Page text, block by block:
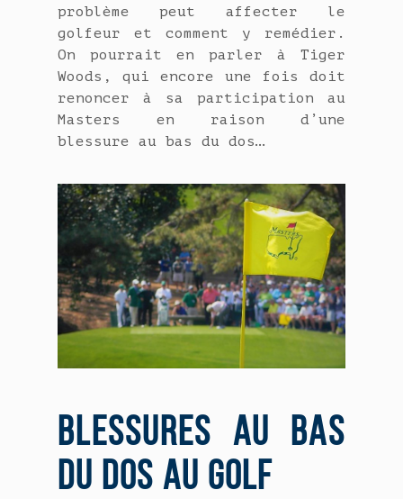
problème peut affecter le
golfeur et comment y remédier.
On pourrait en parler à Tiger
Woods, qui encore une fois doit
renoncer à sa participation au
Masters en raison d’une
blessure au bas du dos…
BLESSURES AU BAS
DU DOS AU GOLF